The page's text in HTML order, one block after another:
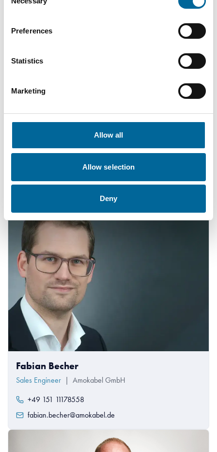
Selection
Preferences
Statistics
Marketing
Allow all
Allow selection
Deny
CEO | Amokabel GmbH
+49 151 18102588
mario.schnepper@amokabel.de
Fabian Becher
Sales Engineer | Amokabel GmbH
+49 151 11178558
fabian.becher@amokabel.de